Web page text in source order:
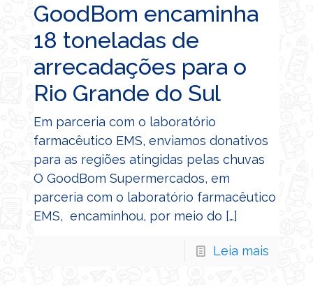
GoodBom encaminha
18 toneladas de
arrecadações para o
Rio Grande do Sul
Em parceria com o laboratório
farmacêutico EMS, enviamos donativos
para as regiões atingidas pelas chuvas
O GoodBom Supermercados, em
parceria com o laboratório farmacêutico
EMS, encaminhou, por meio do […]
Leia mais